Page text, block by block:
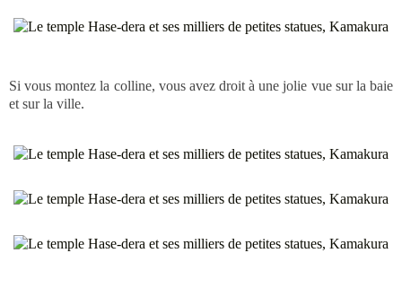
Si vous montez la colline, vous avez droit à une jolie vue sur la baie
et sur la ville.